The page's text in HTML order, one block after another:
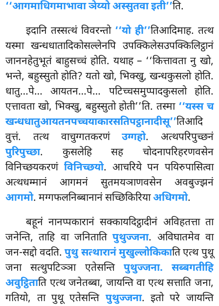
‘‘आगमाधिगमाभावा ञेय्यो अस्सुतवा इती’’ति.
इदानि तस्सत्थं विवरन्तो ‘‘यो ही’’तिआदिमाह. तत्थ
यस्मा खन्धधातादिकोसल्लेनपि उपक्किलेसउपक्किलिट्ठानं
जाननहेतुभूतं बाहुसच्चं होति. यथाह – ‘‘कित्तावता नु खो,
भन्ते, बहुस्सुतो होति? यतो खो, भिक्खु, खन्धकुसलो होति.
धातु…पे… आयतन…पे… पटिच्चसमुप्पादकुसलो होति.
एत्तावता खो, भिक्खु, बहुस्सुतो होती’’ति. तस्मा ‘‘यस्स च
खन्धधातुआयतनपच्चयाकारसतिपट्ठानादीसू’’तिआदि
वुत्तं. तत्थ वाचुग्गतकरणंउग्गहो. अत्थपरिपुच्छनं
पुरिपुच्छा. कुसलेहि सह चोदनापरिहरणवसेन
विनिच्छयकरणं विनिच्छयो. आचरिये पन पयिरुपासित्वा
अत्थधम्मानं आगमनं सुतमयञाणवसेन अवबुज्झनं
आगमो. मग्गफलनिब्बानानं सच्छिकिरियाअधिगमो.
बहूनं नानप्पकारानं सक्कायदिट्ठादीनं अविहतत्ता ता
जनेन्ति, ताहि वा जनितातिपुथुज्जना. अविघातमेव वा
जन-सद्दो वदति.पुथु सत्थारानं मुखुल्लोकिकाति एत्थ पुथू
जना सत्थुपटिञ्ञा एतेसन्ति पुथुज्जना. सब्बगतीहि
अवुट्ठिताति एत्थ जनेतब्बा, जायन्ति वा एत्थ सत्ताति जना,
गतियो, ता पुथू एतेसन्ति पुथुज्जना. इतो परे जायन्ति